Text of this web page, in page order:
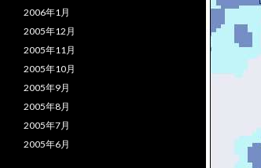
2006年1月
2005年12月
2005年11月
2005年10月
2005年9月
2005年8月
2005年7月
2005年6月